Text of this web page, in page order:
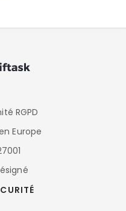
RGPD
Europe